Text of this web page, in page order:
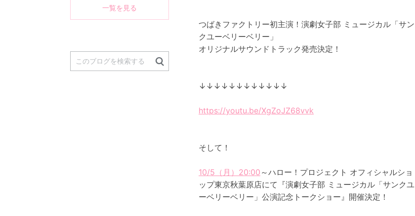
つばきファクトリー初主演！演劇女子部 ミュージカル「サン
クユーベリーベリー」
オリジナルサウンドトラック発売決定！
↓↓↓↓↓↓↓↓↓↓↓↓
https://youtu.be/XgZoJZ68vvk
そして！
10/5（月）20:00 ～ハロー！プロジェクト オフィシャルショ
ップ東京秋葉原店にて『演劇女子部 ミュージカル「サンクユ
ーベリーベリー」公演記念トークショー』開催決定！
一覧を見る